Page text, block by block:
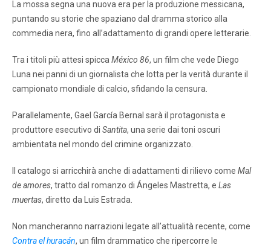
La mossa segna una nuova era per la produzione messicana,
puntando su storie che spaziano dal dramma storico alla
commedia nera, fino all’adattamento di grandi opere letterarie.
Tra i titoli più attesi spicca México 86, un film che vede Diego
Luna nei panni di un giornalista che lotta per la verità durante il
campionato mondiale di calcio, sfidando la censura.
Parallelamente, Gael García Bernal sarà il protagonista e
produttore esecutivo di Santita, una serie dai toni oscuri
ambientata nel mondo del crimine organizzato.
Il catalogo si arricchirà anche di adattamenti di rilievo come Mal
de amores, tratto dal romanzo di Ángeles Mastretta, e Las
muertas, diretto da Luis Estrada.
Non mancheranno narrazioni legate all’attualità recente, come
Contra el huracán, un film drammatico che ripercorre le